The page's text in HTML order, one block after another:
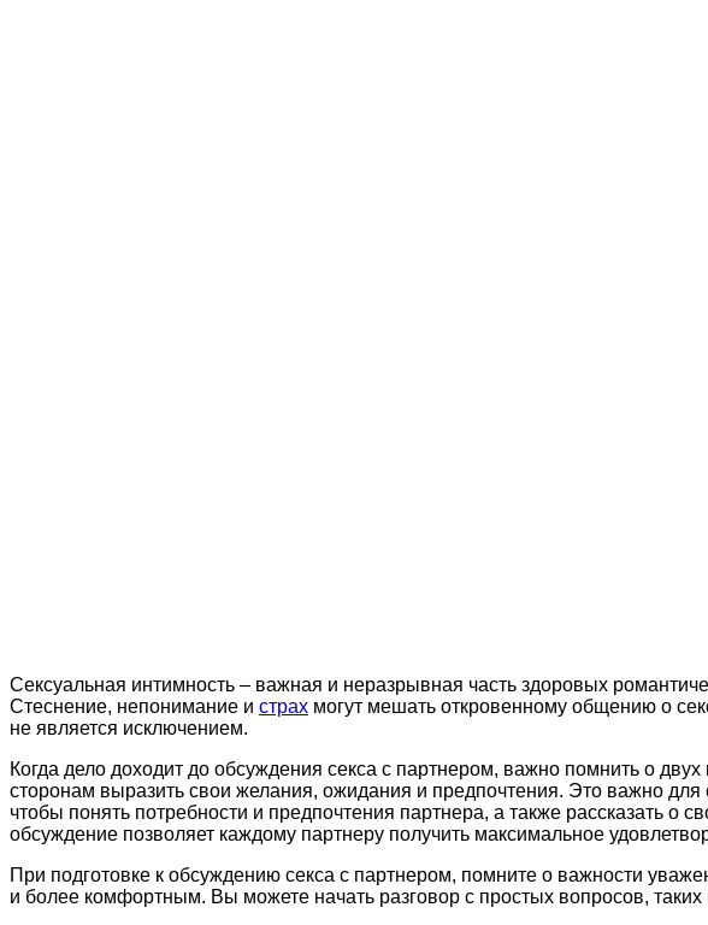
Сексуальная интимность – важная и неразрывная часть здоровых
Стеснение, непонимание и страх могут мешать откровенному общению о
не является исключением.
Когда дело доходит до обсуждения секса с партнером, важно помнить о
сторонам выразить свои желания, ожидания и предпочтения. Это важно
чтобы понять потребности и предпочтения партнера, а также рассказать о
обсуждение позволяет каждому партнеру получить максимальное
При подготовке к обсуждению секса с партнером, помните о важности
и более комфортным. Вы можете начать разговор с простых вопросов, таких